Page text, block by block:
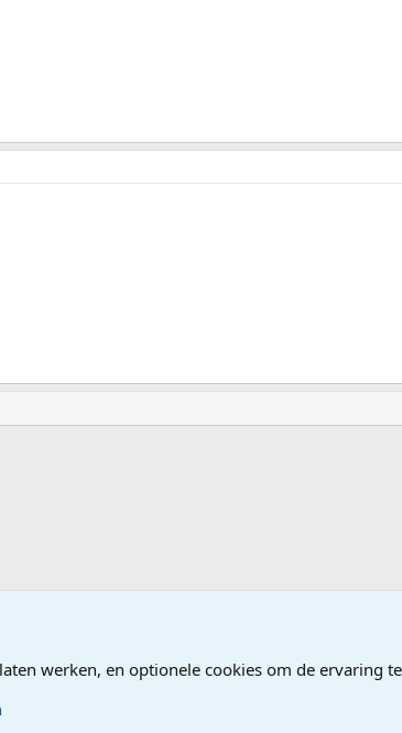
werken, en optionele cookies om de ervaring